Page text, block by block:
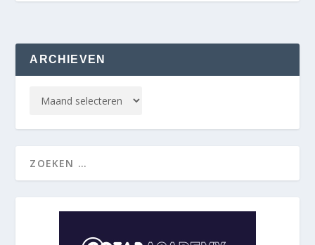
ARCHIEVEN